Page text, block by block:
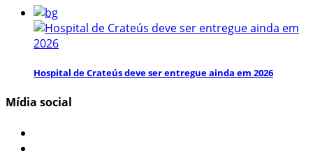
Hospital de Crateús deve ser entregue ainda em 2026
Mídia social